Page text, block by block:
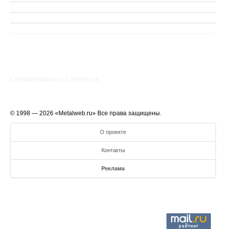
© 1998 — 2026 «Metalweb.ru» Все права защищены.
О проекте
Контакты
Реклама